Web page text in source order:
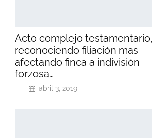
Acto complejo testamentario,
reconociendo filiación mas
afectando finca a indivisión
forzosa…
abril 3, 2019